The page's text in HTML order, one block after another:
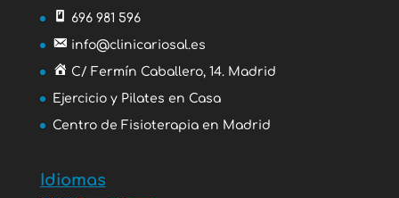
696 981 596
info@clinicariosal.es
C/ Fermín Caballero, 14. Madrid
Ejercicio y Pilates en Casa
Centro de Fisioterapia en Madrid
Idiomas